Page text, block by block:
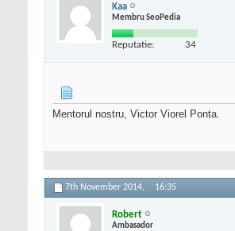
Kaa
Membru SeoPedia
Reputatie: 34
Mentorul nostru, Victor Viorel Ponta.
7th November 2014, 16:35
Robert
Ambasador